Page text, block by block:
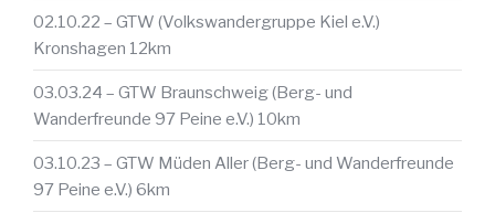
02.10.22 – GTW (Volkswandergruppe Kiel e.V.)
Kronshagen 12km
03.03.24 – GTW Braunschweig (Berg- und
Wanderfreunde 97 Peine e.V.) 10km
03.10.23 – GTW Müden Aller (Berg- und Wanderfreunde
97 Peine e.V.) 6km